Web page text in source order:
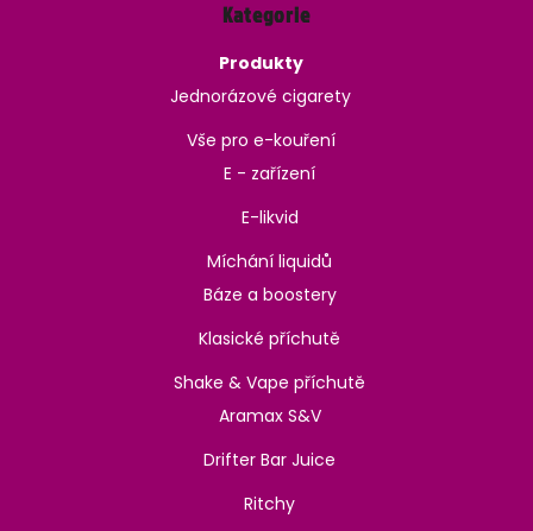
Kategorie
Produkty
Jednorázové cigarety
Vše pro e-kouření
E - zařízení
E-likvid
Míchání liquidů
Báze a boostery
Klasické příchutě
Shake & Vape příchutě
Aramax S&V
Drifter Bar Juice
Ritchy